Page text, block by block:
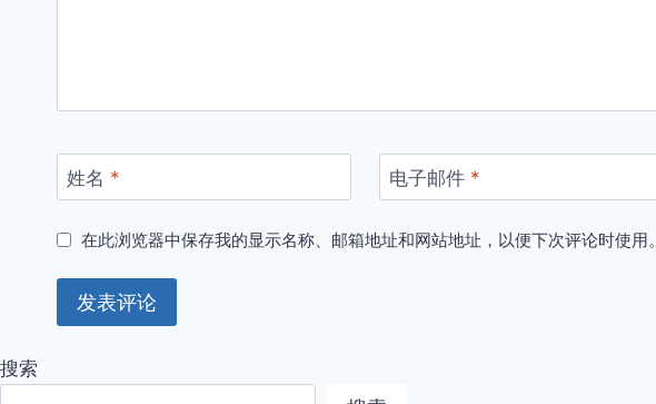
姓名 * 电子邮件 *
在此浏览器中保存我的显示名称、邮箱地址和网站地址，以便下次评论时使用。
搜索